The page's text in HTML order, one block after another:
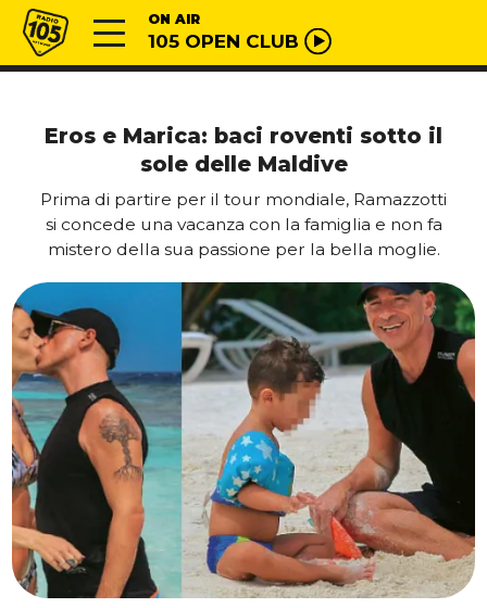
Vai al contenuto
Radio 105 ON AIR
105 OPEN CLUB
Eros e Marica: baci roventi sotto il
sole delle Maldive
Prima di partire per il tour mondiale, Ramazzotti
si concede una vacanza con la famiglia e non fa
mistero della sua passione per la bella moglie.